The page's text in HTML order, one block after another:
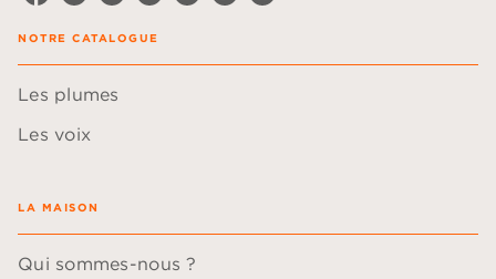
NOTRE CATALOGUE
Les plumes
Les voix
LA MAISON
Qui sommes-nous ?